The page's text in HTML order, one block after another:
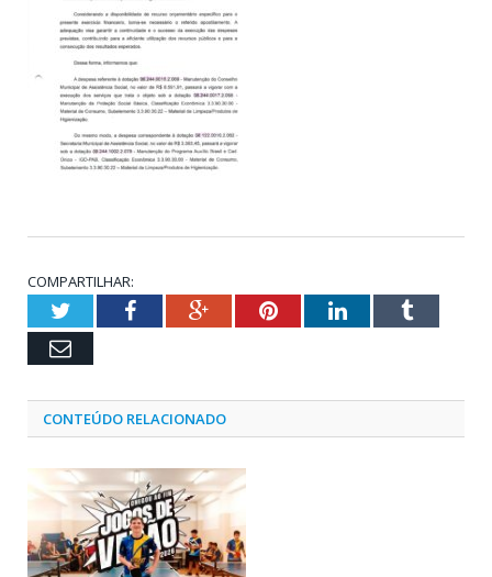
COMPARTILHAR:
TwitterFacebookGoogle+PinterestLinkedInTumblr
Email
CONTEÚDO RELACIONADO